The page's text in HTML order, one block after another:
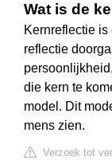
Wat is de
Kernreflectie
reflectie
die kern te
model. Dit
mens zien.
Verzoek tot